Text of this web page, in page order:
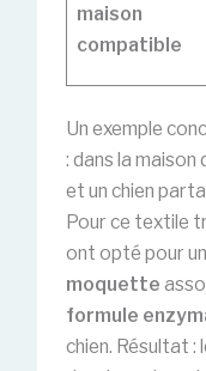
maison
compatible
Un exemple
: dans la
et un chien
Pour ce textile
ont opté pour un
moquette
formule
chien. Résultat :